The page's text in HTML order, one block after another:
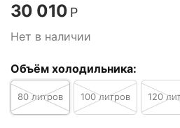
30 010 Р
Нет в наличии
Объём холодильника:
80 литров 100 литров 120